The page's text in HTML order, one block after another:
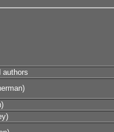
authors